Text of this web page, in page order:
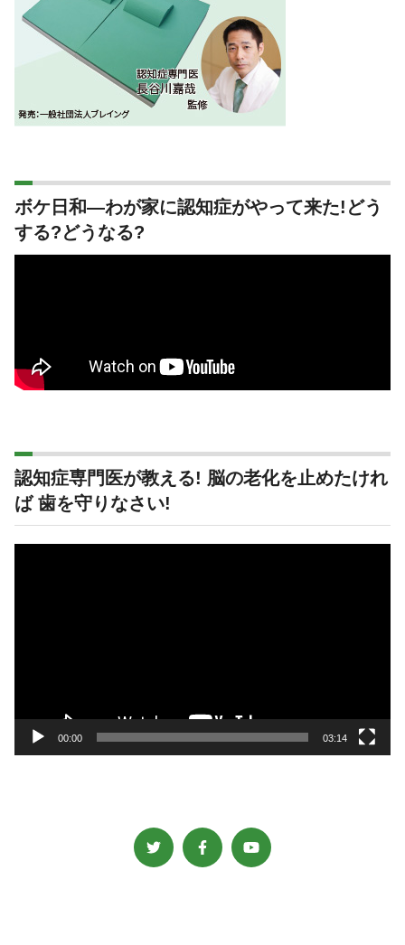
ボケ日和―わが家に認知症がやって来た!どう
する?どうなる?
認知症専門医が教える! 脳の老化を止めたけれ
ば 歯を守りなさい!
00:00 03:14